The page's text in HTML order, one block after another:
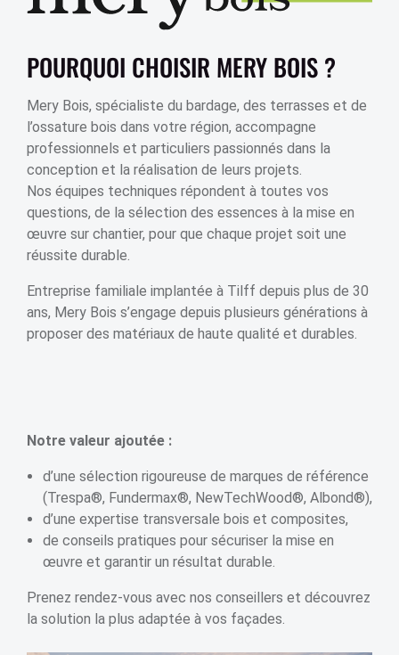
POURQUOI CHOISIR MERY BOIS ?
Mery Bois, spécialiste du bardage, des terrasses et de
l’ossature bois dans votre région, accompagne
professionnels et particuliers passionnés dans la
conception et la réalisation de leurs projets.
Nos équipes techniques répondent à toutes vos
questions, de la sélection des essences à la mise en
œuvre sur chantier, pour que chaque projet soit une
réussite durable.
Entreprise familiale implantée à Tilff depuis plus de 30
ans, Mery Bois s’engage depuis plusieurs générations à
proposer des matériaux de haute qualité et durables.
Notre valeur ajoutée :
d’une sélection rigoureuse de marques de référence
(Trespa®, Fundermax®, NewTechWood®, Albond®),
d’une expertise transversale bois et composites,
de conseils pratiques pour sécuriser la mise en
œuvre et garantir un résultat durable.
Prenez rendez-vous avec nos conseillers et découvrez
la solution la plus adaptée à vos façades.